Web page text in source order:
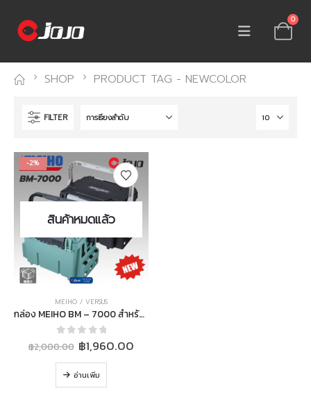
0
SHOP PRODUCT TAG - NEWCOLOR
FILTER
-2%
สินค้าหมดแล้ว
MEIHO / VERSUS
กล่อง MEIHO BM – 7000 สำหรับใส่อุปกรณ์ตกปลา Bucket Mouth เบอร์ 7000 MADE IN JAPAN
out of 5
฿2,000.00 Original
price
was:
฿2,000.00.
฿1,960.00
อ่านเพิ่ม